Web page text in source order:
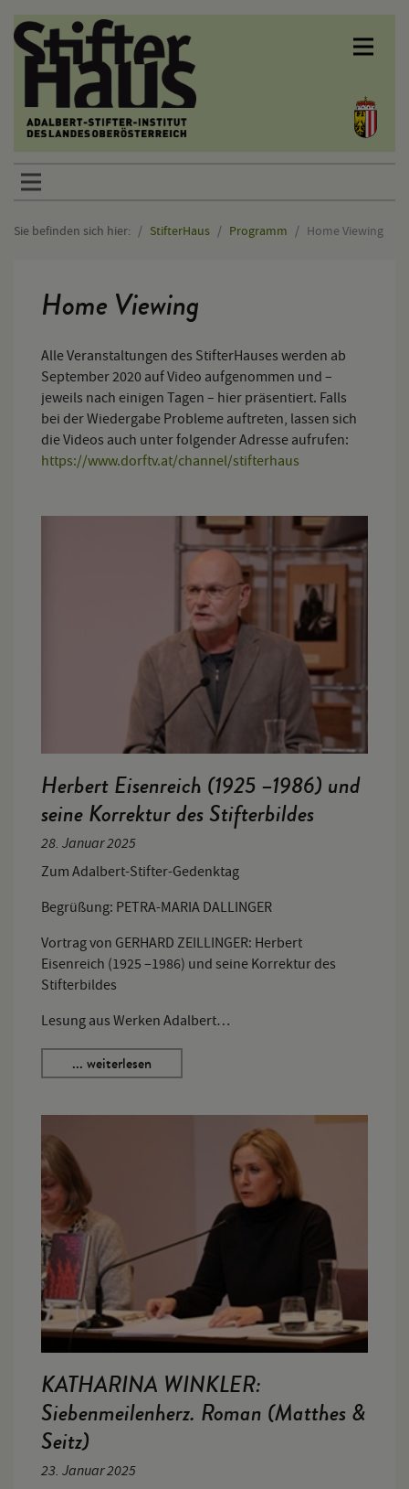
Sprunglinks
Sie befinden sich hier: StifterHaus Programm Home Viewing
Home Viewing
Alle Veranstaltungen des StifterHauses werden ab
September 2020 auf Video aufgenommen und –
jeweils nach einigen Tagen – hier präsentiert. Falls
bei der Wiedergabe Probleme auftreten, lassen sich
die Videos auch unter folgender Adresse aufrufen:
https://www.dorftv.at/channel/stifterhaus
Herbert Eisenreich (1925 –1986) und
seine Korrektur des Stifterbildes
28. Januar 2025
Zum Adalbert-Stifter-Gedenktag
Begrüßung: PETRA-MARIA DALLINGER
Vortrag von GERHARD ZEILLINGER: Herbert
Eisenreich (1925 –1986) und seine Korrektur des
Stifterbildes
Lesung aus Werken Adalbert…
... weiterlesen
KATHARINA WINKLER:
Siebenmeilenherz. Roman (Matthes &
Seitz)
23. Januar 2025